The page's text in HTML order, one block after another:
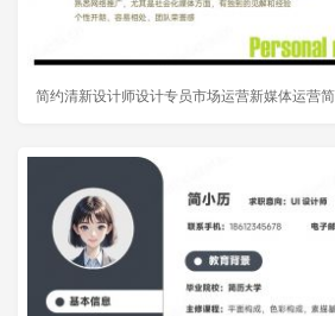
简约清新设计师设计专员市场运营新媒体运营